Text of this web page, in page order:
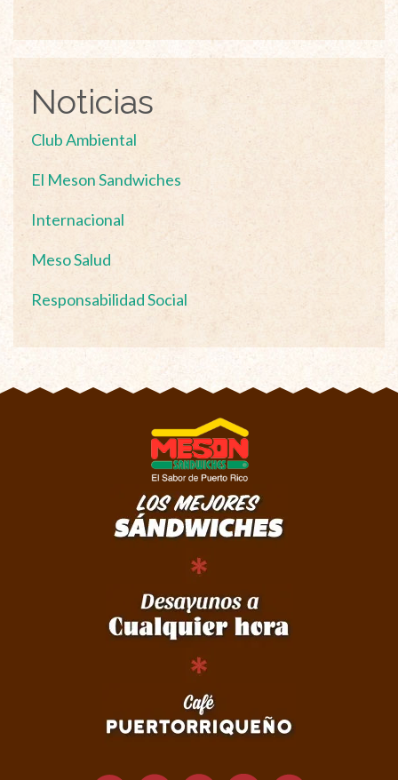
Noticias
Club Ambiental
El Meson Sandwiches
Internacional
Meso Salud
Responsabilidad Social